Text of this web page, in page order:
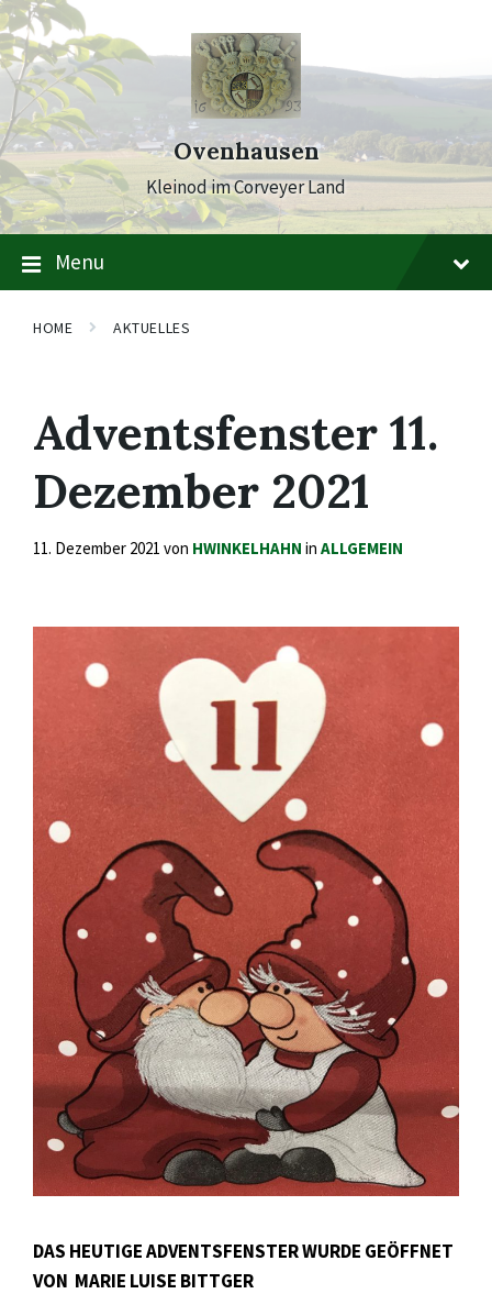
Skip
to
content
Skip
to
main
navigation
Skip
to
footer
Ovenhausen
Kleinod im Corveyer Land
Menu
HOME AKTUELLES
Adventsfenster 11.
Dezember 2021
11. Dezember 2021 von HWINKELHAHN in ALLGEMEIN
DAS HEUTIGE ADVENTSFENSTER WURDE GEÖFFNET
VON MARIE LUISE BITTGER